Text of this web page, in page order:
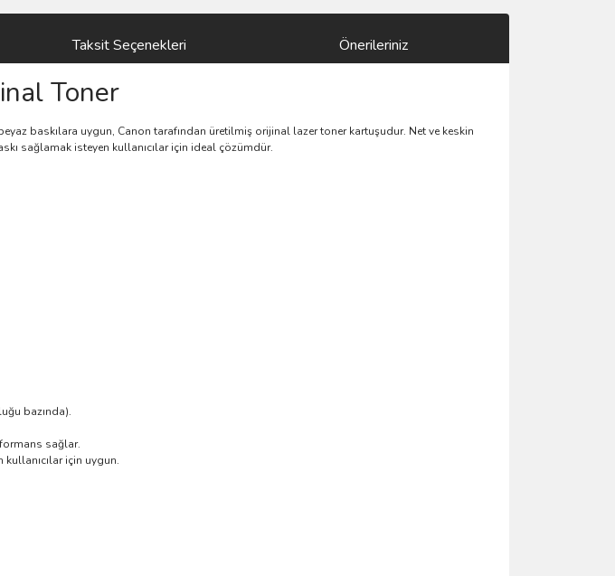
Taksit Seçenekleri Önerileriniz
Toner
baskılara uygun, Canon tarafından üretilmiş orijinal lazer toner kartuşudur. Net ve keskin
sağlamak isteyen kullanıcılar için ideal çözümdür.
bazında).
sağlar.
için uygun.